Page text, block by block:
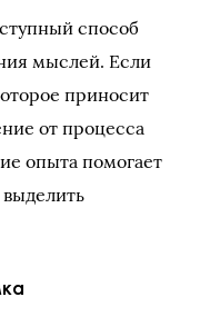
способ
мыслей. Если
приносит
от процесса
опыта помогает